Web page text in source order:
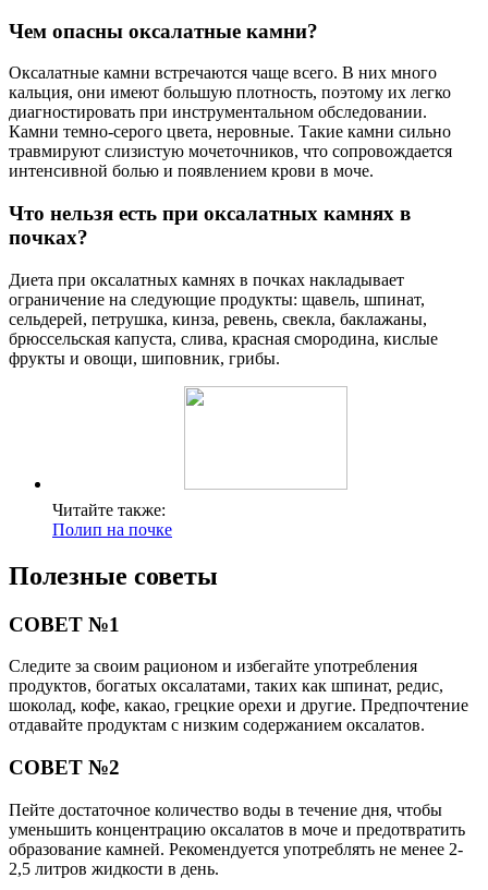
Чем опасны оксалатные камни?
Оксалатные камни встречаются чаще всего. В них много
кальция, они имеют большую плотность, поэтому их легко
диагностировать при инструментальном обследовании.
Камни темно-серого цвета, неровные. Такие камни сильно
травмируют слизистую мочеточников, что сопровождается
интенсивной болью и появлением крови в моче.
Что нельзя есть при оксалатных камнях в
почках?
Диета при оксалатных камнях в почках накладывает
ограничение на следующие продукты: щавель, шпинат,
сельдерей, петрушка, кинза, ревень, свекла, баклажаны,
брюссельская капуста, слива, красная смородина, кислые
фрукты и овощи, шиповник, грибы.
Читайте также:
Полип на почке
Полезные советы
СОВЕТ №1
Следите за своим рационом и избегайте употребления
продуктов, богатых оксалатами, таких как шпинат, редис,
шоколад, кофе, какао, грецкие орехи и другие. Предпочтение
отдавайте продуктам с низким содержанием оксалатов.
СОВЕТ №2
Пейте достаточное количество воды в течение дня, чтобы
уменьшить концентрацию оксалатов в моче и предотвратить
образование камней. Рекомендуется употреблять не менее 2-
2,5 литров жидкости в день.